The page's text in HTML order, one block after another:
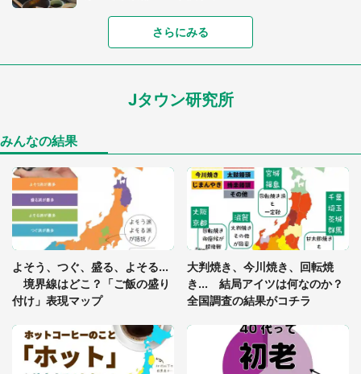
「可愛いのにホラー」「事件性を感じる」 ふわふ
「孫にあげると思って、あなたにこれをあげる」
「ゾワゾワする」「本当に気持ち悪い」 道端でバ
グっちゃってた〝野生の野菜〟に6.5万人戦慄
「閉所恐怖症の私は新幹線で大パニック。隣席の青
年に『手を繋いで』とお願いしたら...」 体験談に
8万人感動
7万人驚がく 「お菓子売り場ならまだしも...」「ハ
ードル高い」
さらにみる
Jタウン研究所
みんなの結果
よそう、つぐ、盛る、よそる...
境界線はどこ？「ご飯の盛り
付け」表現マップ
大判焼き、今川焼き、回転焼
き... 結局アイツは何なのか？
全国調査の結果がコチラ